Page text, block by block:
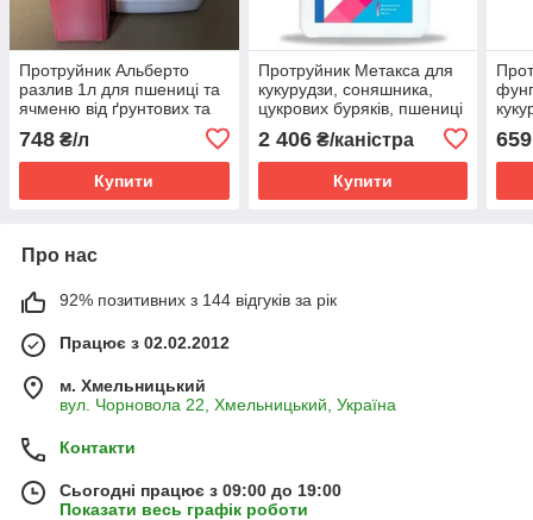
Протруйник Альберто
разлив 1л для пшениці та
ячменю від ґрунтових та
(тіаметоксам, 350 г/л)
748 ₴/л
Купити
Протруйник Метакса для
кукурудзи, соняшника,
цукрових буряків, пшениці
озимої, сої (тіаметоксам,
350 г/л)
2 406₴/каністра
Купити
659
Про нас
92% позитивних з 144 відгуків за рік
Працює з 02.02.2012
м. Хмельницький
вул. Чорновола 22, Хмельницький, Україна
Контакти
Сьогодні працює з 09:00 до 19:00
Показати весь графік роботи